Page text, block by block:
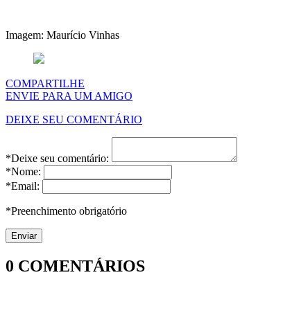
Imagem: Maurício Vinhas
COMPARTILHE
ENVIE PARA UM AMIGO
DEIXE SEU COMENTÁRIO
*Deixe seu comentário:
*Nome:
*Email:
*Preenchimento obrigatório
0 COMENTÁRIOS